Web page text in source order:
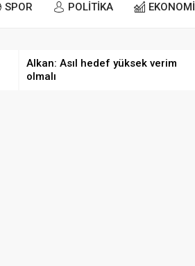
SPOR POLİTİKA EKONOMİ
Alkan: Asıl hedef yüksek verim
olmalı